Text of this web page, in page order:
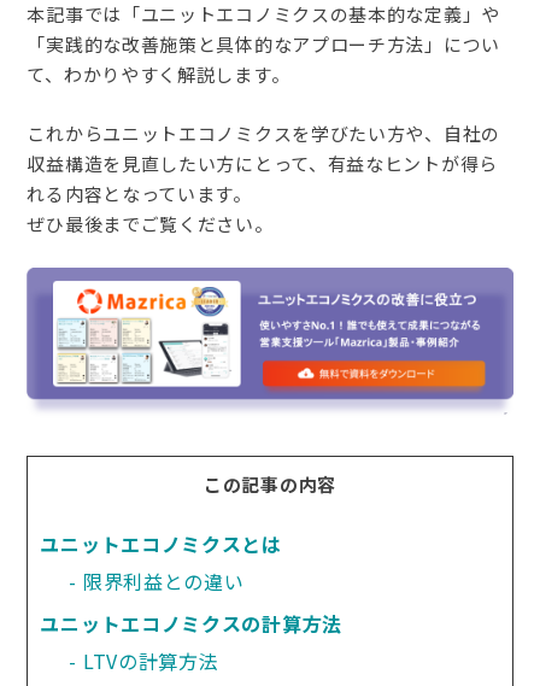
本記事では「ユニットエコノミクスの基本的な定義」や
「実践的な改善施策と具体的なアプローチ方法」につい
て、わかりやすく解説します。
これからユニットエコノミクスを学びたい方や、自社の
収益構造を見直したい方にとって、有益なヒントが得ら
れる内容となっています。
ぜひ最後までご覧ください。
この記事の内容
ユニットエコノミクスとは
限界利益との違い
ユニットエコノミクスの計算方法
LTVの計算方法